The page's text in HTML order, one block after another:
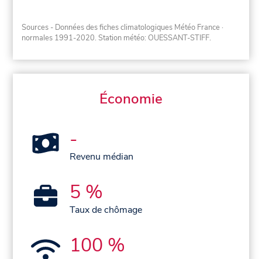
Sources - Données des fiches climatologiques Météo France ·
normales 1991-2020. Station météo: OUESSANT-STIFF.
Économie
-
Revenu médian
5 %
Taux de chômage
100 %